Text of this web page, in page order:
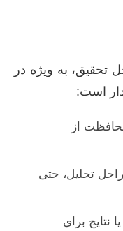
تحقیق، به ویژه در
است:
از
تحلیل، حتی
نتایج برای